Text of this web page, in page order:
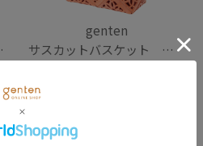
genten
サスカットバスケット ペール